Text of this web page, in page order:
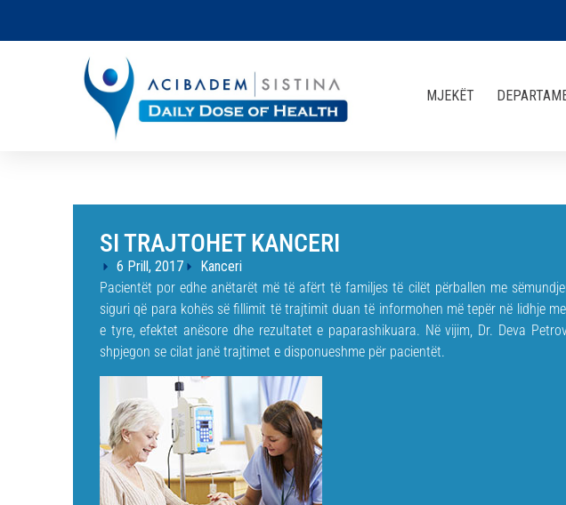
MJEKËT
SI TRAJTOHET KANCERI
6 Prill, 2017
Kanceri
Pacientët por edhe anëtarët më të afërt të familjes të cilët përballen me
siguri që para kohës së fillimit të trajtimit duan të informohen më tepër në lidhje
e tyre, efektet anësore dhe rezultatet e paparashikuara. Në vijim, Dr. Deva
shpjegon se cilat janë trajtimet e disponueshme për pacientët.